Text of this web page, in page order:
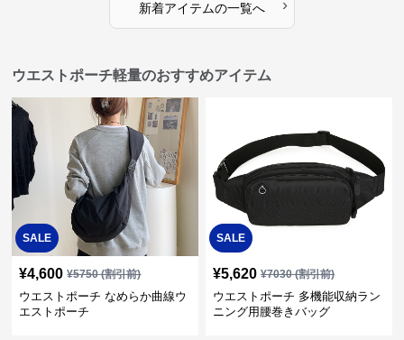
新着アイテムの一覧へ ›
ウエストポーチ軽量のおすすめアイテム
SALE
¥4,600 ¥5750(割引前)
ウエストポーチ なめらか曲線ウ
エストポーチ
SALE
¥5,620 ¥7030(割引前)
ウエストポーチ 多機能収納ラン
ニング用腰巻きバッグ